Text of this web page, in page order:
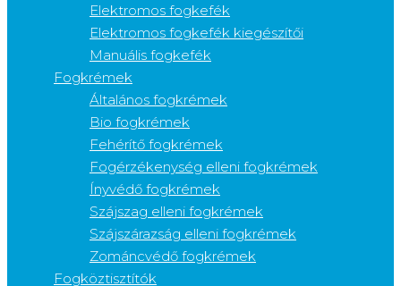
Elektromos fogkefék
Elektromos fogkefék kiegészítői
Manuális fogkefék
Fogkrémek
Általános fogkrémek
Bio fogkrémek
Fehérítő fogkrémek
Fogérzékenység elleni fogkrémek
Ínyvédő fogkrémek
Szájszag elleni fogkrémek
Szájszárazság elleni fogkrémek
Zománcvédő fogkrémek
Fogköztisztítók